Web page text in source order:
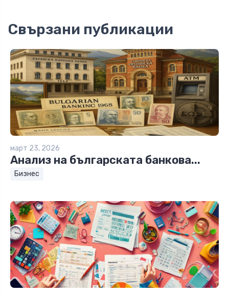
Свързани публикации
март 23, 2026
Анализ на българската банкова...
Бизнес